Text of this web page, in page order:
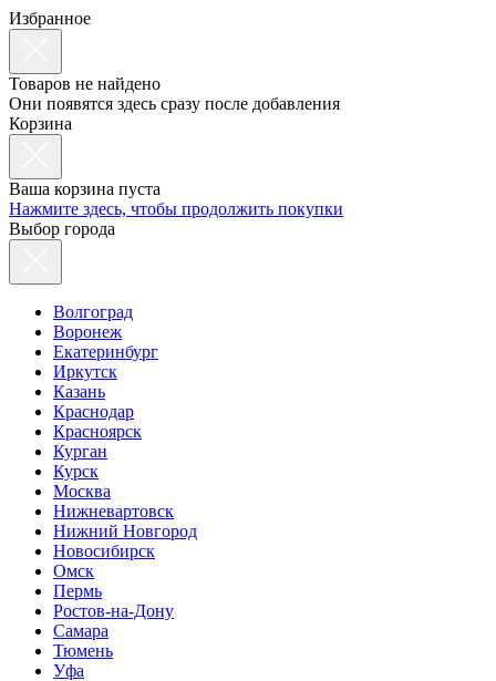
Избранное
Товаров не найдено
Они появятся здесь сразу после добавления
Корзина
Ваша корзина пуста
Нажмите здесь, чтобы продолжить покупки
Выбор города
Волгоград
Воронеж
Екатеринбург
Иркутск
Казань
Краснодар
Красноярск
Курган
Курск
Москва
Нижневартовск
Нижний Новгород
Новосибирск
Омск
Пермь
Ростов-на-Дону
Самара
Тюмень
Уфа